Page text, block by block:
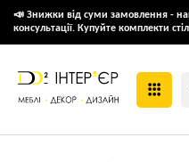
📣 Знижки від суми замовлення -
консультації. Купуйте комплекти